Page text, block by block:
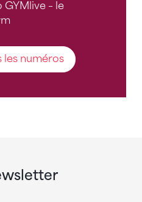
– le
les numéros